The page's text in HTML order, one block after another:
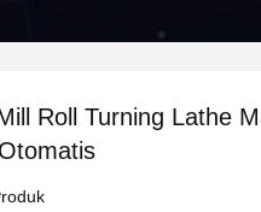
Roll Turning Lathe